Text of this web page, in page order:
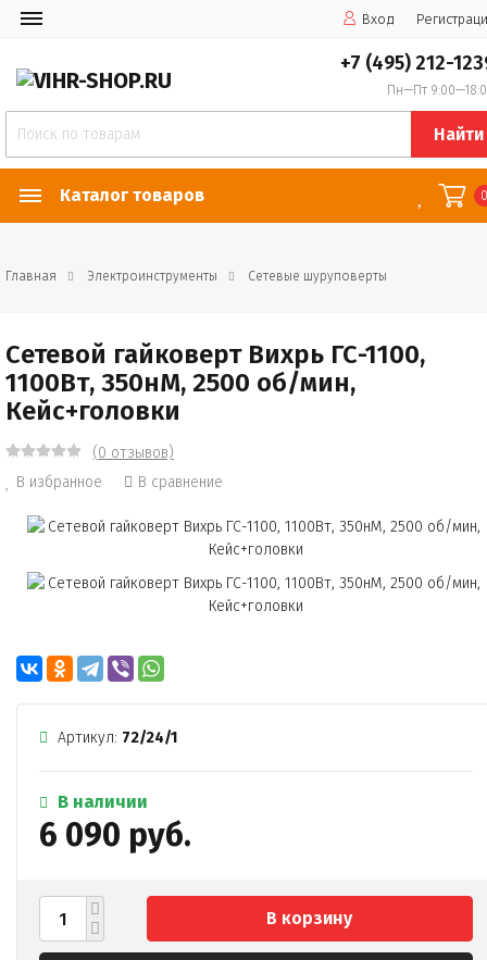
Вход
+7 (495) 212-
Пн—Пт
Найти
Каталог товаров
Главная Электроинструменты Сетевые шуруповерты
Сетевой гайковерт Вихрь ГС-1100,
1100Вт, 350нМ, 2500 об/мин,
Кейс+головки
(0 отзывов)
В избранное
В сравнение
Артикул: 72/24/1
В наличии
6 090 руб.
В корзину